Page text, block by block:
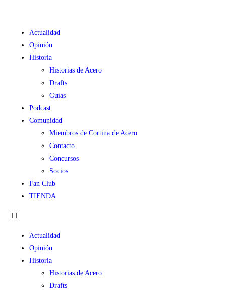
Actualidad
Opinión
Historia
Historias de Acero
Drafts
Guías
Podcast
Comunidad
Miembros de Cortina de Acero
Contacto
Concursos
Socios
Fan Club
TIENDA
Actualidad
Opinión
Historia
Historias de Acero
Drafts